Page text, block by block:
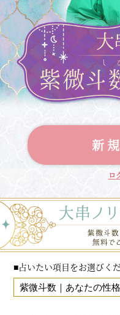
新
ロ
■占いたい項目をお選びく